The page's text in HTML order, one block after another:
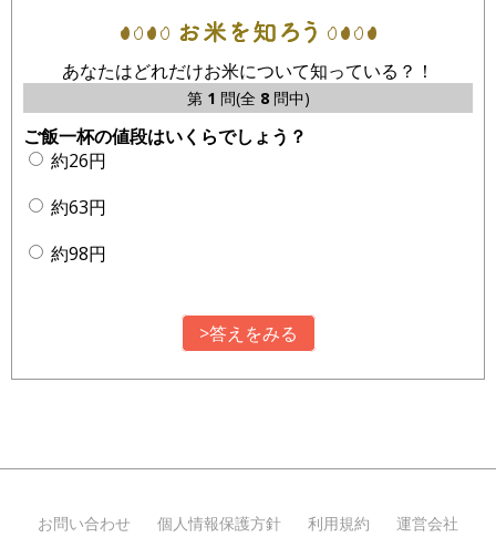
あなたはどれだけお米について知っている？！
第 1 問(全 8問中)
ご飯一杯の値段はいくらでしょう？
約26円
約63円
約98円
>答えをみる
お問い合わせ 個人情報保護方針 利用規約 運営会社